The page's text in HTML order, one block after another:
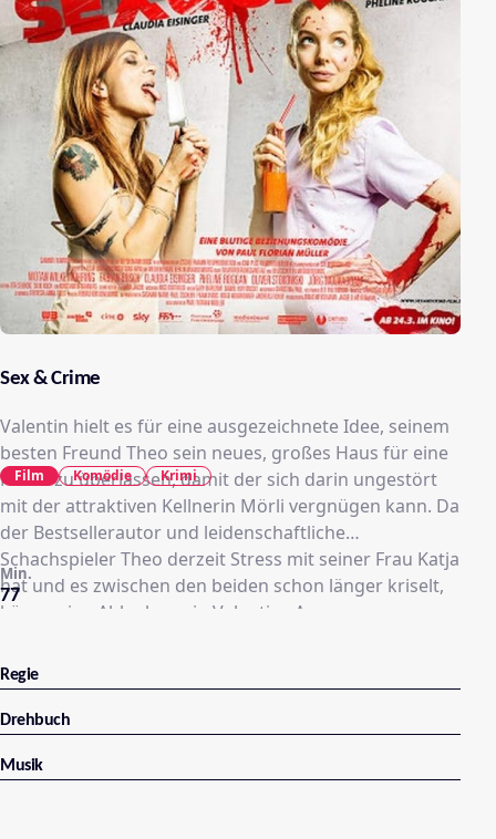
Sex & Crime
Valentin hielt es für eine ausgezeichnete Idee, seinem
besten Freund Theo sein neues, großes Haus für eine
Nacht zu überlassen, damit der sich darin ungestört
mit der attraktiven Kellnerin Mörli vergnügen kann. Da
der Bestsellerautor und leidenschaftliche
Schachspieler Theo derzeit Stress mit seiner Frau Katja
hat und es zwischen den beiden schon länger kriselt,
könne eine Ablenkung in Valentins Augen nur
erwartet
77
Min.
Film Komödie Krimi
Regie
Drehbuch
Musik